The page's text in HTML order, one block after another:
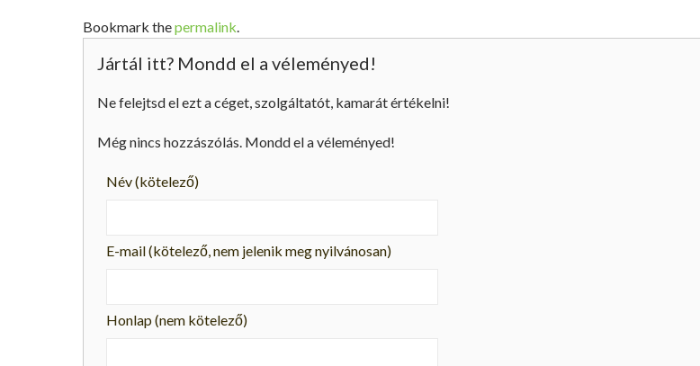
Bookmark thepermalink
Jártál itt? Mondd el a véleményed!
Ne felejtsd el ezt a céget, szolgáltatót, kamarát értékelni!
Még nincs hozzászólás. Mondd el a véleményed!
Név(kötelező)
E-mail(kötelező, nem jelenik meg nyilvánosan)
Honlap (nem kötelező)